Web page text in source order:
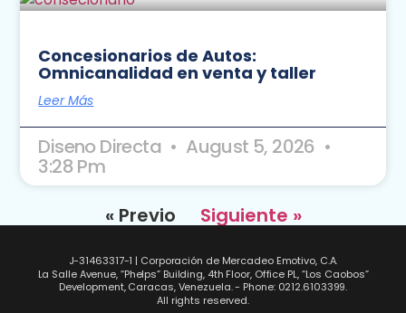
Concesionarios de Autos:
Omnicanalidad en venta y taller
Leer Más
Diseno Directa August 5, 2026
3:28 Pm
« Previo
Siguiente »
J-31463317-1 | Corporación de Mercadeo Emotivo, C.A.
La Salle Avenue, “Phelps” Building, 4th Floor, Office PL, “Los Caobos”
Development, Caracas, Venezuela. - Phone: 0212.6103399.
All rights reserved.